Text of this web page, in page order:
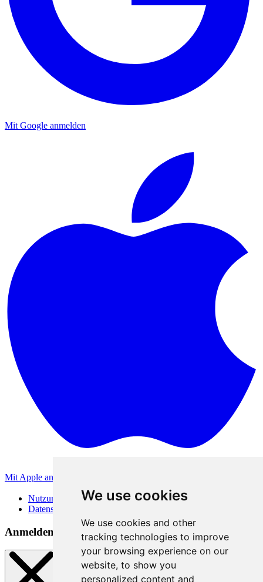
We use cookies
We use cookies and other
tracking technologies to improve
your browsing experience on our
website, to show you
personalized content and
Mit Google anmelden
Mit Apple anmelden
Nutzungsbedingungen
Datenschutzerklärung
Anmeldemethoden